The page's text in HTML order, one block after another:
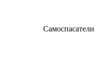
Самоспасатели